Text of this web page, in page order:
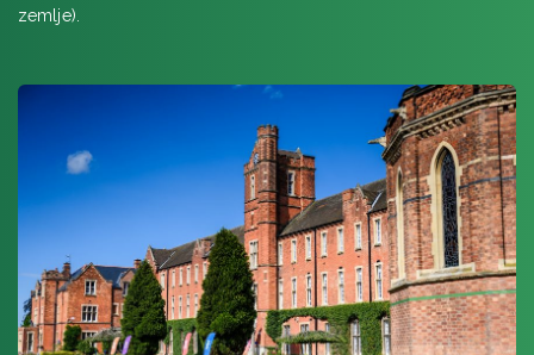
York Global Summer Schools
CSVPA letnji kampovi mode, dizajna, umetnosti i glume
Select English, Magdalena College
CATS Cambridge-STEM and English Summer School
Select English
Studio Cambridge - Program Sir Christopher i Sir
Michael
KENTERBERI
zemlje).